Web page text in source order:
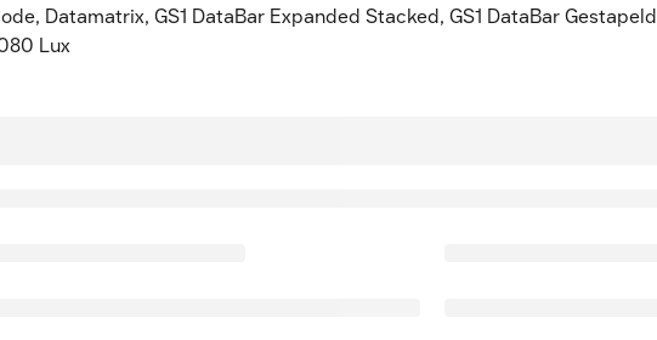
Datamatrix, GS1 DataBar Expanded Stacked, GS1 DataBar Gestapeld
Lux